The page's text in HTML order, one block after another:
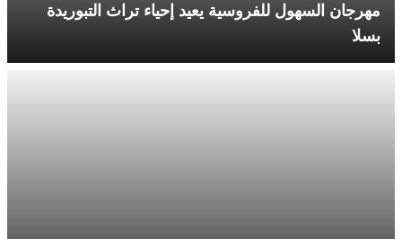
مهرجان السهول للفروسية يعيد إحياء تراث التبوريدة
بسلا